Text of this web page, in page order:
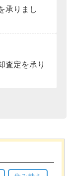
承りまし
査定を承り